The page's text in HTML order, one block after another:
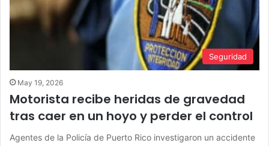
Seguridad
May 19, 2026
Motorista recibe heridas de gravedad
tras caer en un hoyo y perder el control
Agentes de la Policía de Puerto Rico investigaron un accidente